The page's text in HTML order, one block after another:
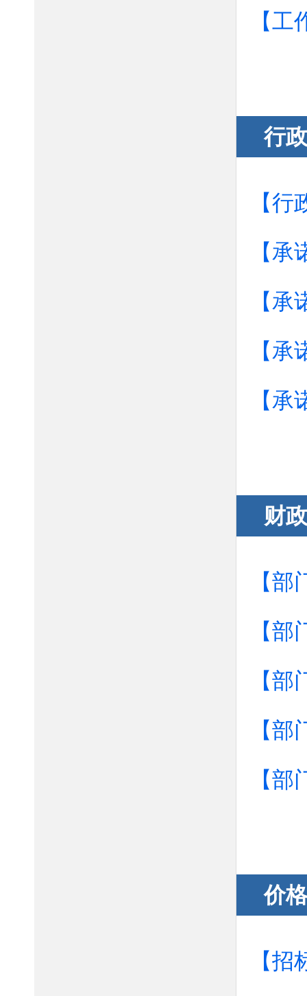
【
行
【
【承
【承
【承
【承
财
【
【
【
【
【
价
【